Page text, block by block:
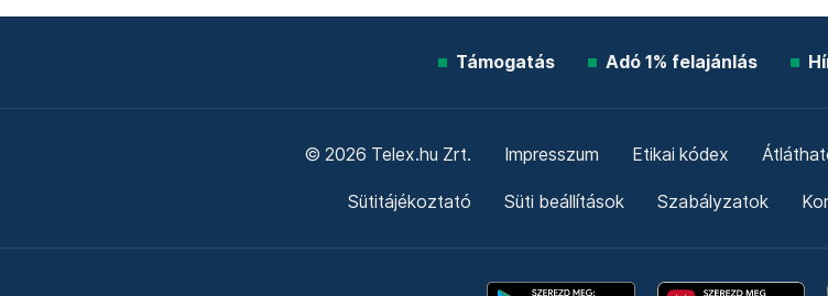
Támogatás Adó 1% felajánlás
© 2026 Telex.hu Zrt. Impresszum Etikai kódex
Sütitájékoztató Süti beállítások Szabályzatok